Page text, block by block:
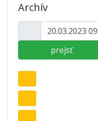
Archív
prejsť